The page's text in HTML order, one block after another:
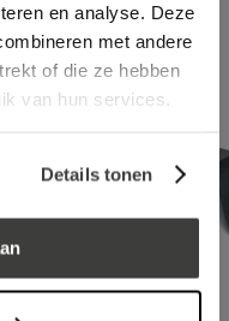
en analyse. Deze
met andere
of die ze hebben
van hun services.
Details tonen